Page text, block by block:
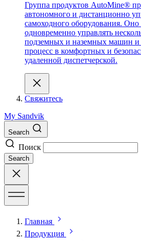
Группа продуктов AutoMine®
автономного и дистанционно
самоходного оборудования. Оно
одновременно управлять
подземных и наземных машин и
процесс в комфортных и
удаленной диспетчерской.
Свяжитесь
My Sandvik
Search
Поиск
Search
Главная
Продукция